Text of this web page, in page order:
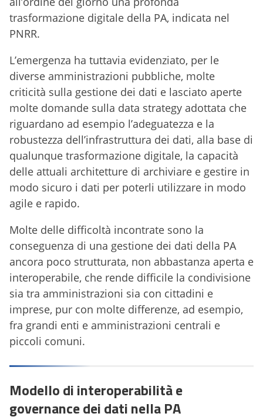
trasformazione digitale della PA, indicata nel
PNRR.
L’emergenza ha tuttavia evidenziato, per le
diverse amministrazioni pubbliche, molte
criticità sulla gestione dei dati e lasciato aperte
molte domande sulla data strategy adottata che
riguardano ad esempio l’adeguatezza e la
robustezza dell’infrastruttura dei dati, alla base di
qualunque trasformazione digitale, la capacità
delle attuali architetture di archiviare e gestire in
modo sicuro i dati per poterli utilizzare in modo
agile e rapido.
Molte delle difficoltà incontrate sono la
conseguenza di una gestione dei dati della PA
ancora poco strutturata, non abbastanza aperta e
interoperabile, che rende difficile la condivisione
sia tra amministrazioni sia con cittadini e
imprese, pur con molte differenze, ad esempio,
fra grandi enti e amministrazioni centrali e
piccoli comuni.
Modello di interoperabilità e
governance dei dati nella PA